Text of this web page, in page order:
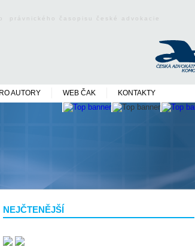
právnického časopisu české advokacie
AUTORY WEB ČAK KONTAKTY
NEJČTENĚJŠÍ